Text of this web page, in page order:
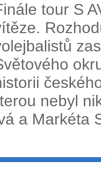
tour S
nebyl
a Markéta